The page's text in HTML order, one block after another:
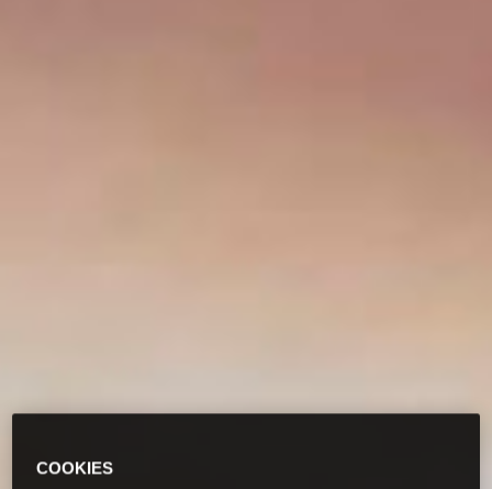
COOKIES